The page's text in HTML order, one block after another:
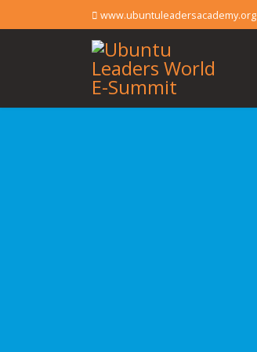
www.ubuntuleadersacademy.org